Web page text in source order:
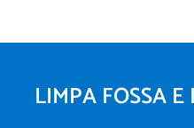
LIMPA FOSSA